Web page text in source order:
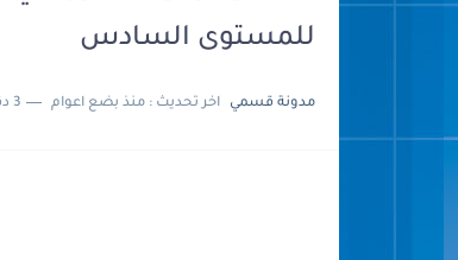
للمستوى السادس
مدونة قسمي اخر تحديث : منذ بضع اعوام 3 دقائق للقراءة